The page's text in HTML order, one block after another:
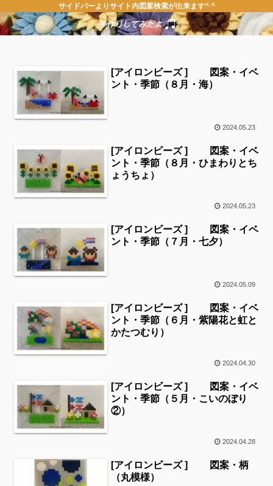
サイドバーよりサイト内図案検索が出来ます^ ^
[アイロンビーズ ] 図案・イベ
ント・季節（８月・海）
2024.05.23
[アイロンビーズ ] 図案・イベ
ント・季節（８月・ひまわりとち
ょうちょ）
2024.05.23
[アイロンビーズ ] 図案・イベ
ント・季節（７月・七夕）
2024.05.09
[アイロンビーズ ] 図案・イベ
ント・季節（６月・紫陽花と虹と
かたつむり）
2024.04.30
[アイロンビーズ ] 図案・イベ
ント・季節（５月・こいのぼり
②）
2024.04.28
[アイロンビーズ ] 図案・柄
（丸模様）